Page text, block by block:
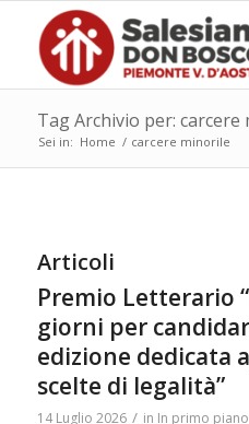
Tag Archivio per: carcere
Sei in: Home / carcere minorile
Articoli
Premio Letterario
giorni per
edizione dedicata
scelte di legalità”
14 Luglio 2026 / in In primo piano